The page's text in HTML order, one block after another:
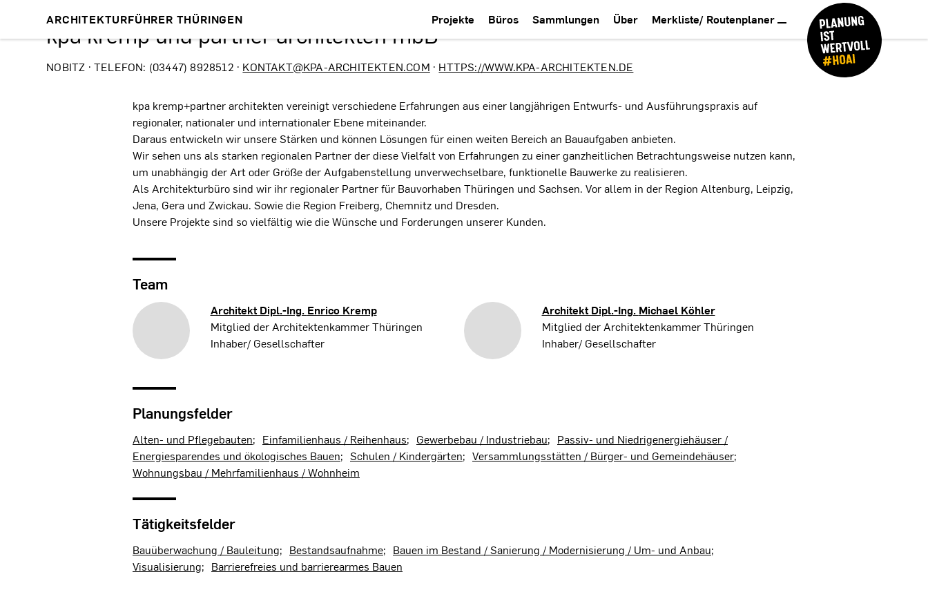
ARCHITEKTURFÜHRER THÜRINGEN Projekte Büros Sammlungen Über Merkliste/ Routenplaner
kpa kremp und partner architekten mbB
NOBITZ · TELEFON: (03447) 8928512 · KONTAKT@KPA-ARCHITEKTEN.COM · HTTPS://WWW.KPA-ARCHITEKTEN.DE
kpa kremp+partner architekten vereinigt verschiedene Erfahrungen aus einer langjährigen Entwurfs- und Ausführungspraxis auf
regionaler, nationaler und internationaler Ebene miteinander.
Daraus entwickeln wir unsere Stärken und können Lösungen für einen weiten Bereich an Bauaufgaben anbieten.
Wir sehen uns als starken regionalen Partner der diese Vielfalt von Erfahrungen zu einer ganzheitlichen Betrachtungsweise nutzen kann,
um unabhängig der Art oder Größe der Aufgabenstellung unverwechselbare, funktionelle Bauwerke zu realisieren.
Als Architekturbüro sind wir ihr regionaler Partner für Bauvorhaben Thüringen und Sachsen. Vor allem in der Region Altenburg, Leipzig,
Jena, Gera und Zwickau. Sowie die Region Freiberg, Chemnitz und Dresden.
Unsere Projekte sind so vielfältig wie die Wünsche und Forderungen unserer Kunden.
Team
Architekt Dipl.-Ing. Enrico Kremp
Mitglied der Architektenkammer Thüringen
Inhaber/ Gesellschafter
Architekt Dipl.-Ing. Michael Köhler
Mitglied der Architektenkammer Thüringen
Inhaber/ Gesellschafter
Planungsfelder
Alten- und Pflegebauten Einfamilienhaus / Reihenhaus Gewerbebau / Industriebau
Passiv- und Niedrigenergiehäuser /
Energiesparendes und ökologisches Bauen
Schulen / Kindergärten
Versammlungsstätten / Bürger- und Gemeindehäuser
Wohnungsbau / Mehrfamilienhaus / Wohnheim
Tätigkeitsfelder
Bauüberwachung / Bauleitung Bestandsaufnahme
Bauen im Bestand / Sanierung / Modernisierung / Um- und Anbau
Visualisierung
Barrierefreies und barrierearmes Bauen